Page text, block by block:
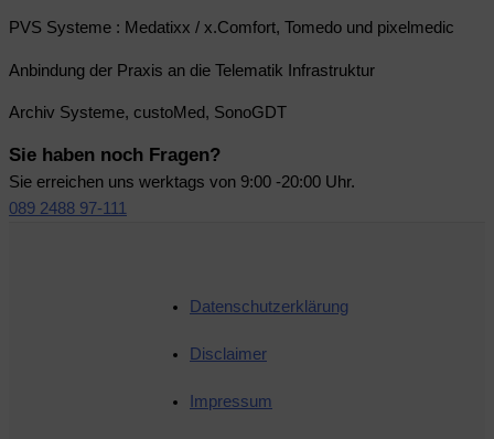
PVS Systeme : Medatixx / x.Comfort, Tomedo und pixelmedic
Anbindung der Praxis an die Telematik Infrastruktur
Archiv Systeme, custoMed, SonoGDT
Sie haben noch Fragen?
Sie erreichen uns werktags von 9:00 -20:00 Uhr.
089 2488 97-111
Datenschutzerklärung
Disclaimer
Impressum